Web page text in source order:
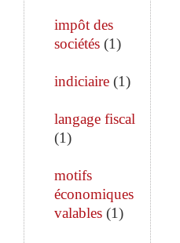
impôt des
sociétés (1)
indiciaire (1)
langage fiscal
(1)
motifs
économiques
valables (1)